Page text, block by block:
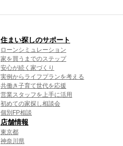
住まい探しのサポート
ローンシミュレーション
家を買うまでのステップ
安心が続く家づくり
実例からライフプランを考える
共働き子育て世代を応援
営業スタッフを上手に活用
初めての家探し相談会
個別FP相談
店舗情報
東京都
神奈川県